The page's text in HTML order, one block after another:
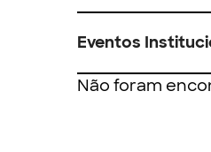
Eventos
Não foram